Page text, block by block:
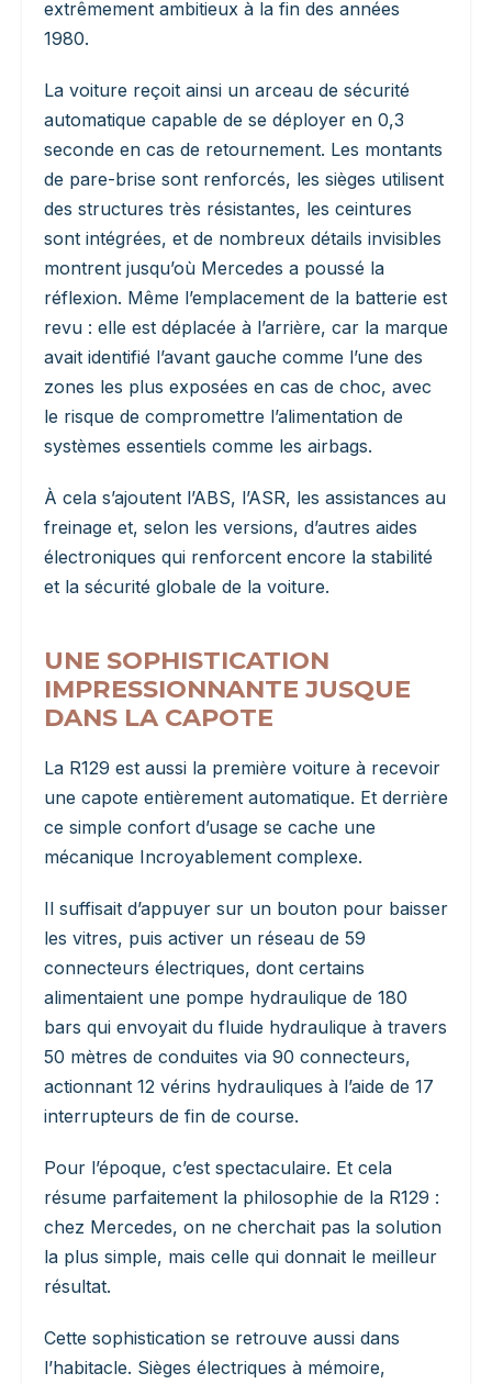
extrêmement ambitieux à la fin des années
1980.
La voiture reçoit ainsi un arceau de sécurité
automatique capable de se déployer en 0,3
seconde en cas de retournement. Les montants
de pare-brise sont renforcés, les sièges utilisent
des structures très résistantes, les ceintures
sont intégrées, et de nombreux détails invisibles
montrent jusqu’où Mercedes a poussé la
réflexion. Même l’emplacement de la batterie est
revu : elle est déplacée à l’arrière, car la marque
avait identifié l’avant gauche comme l’une des
zones les plus exposées en cas de choc, avec
le risque de compromettre l’alimentation de
systèmes essentiels comme les airbags.
À cela s’ajoutent l’ABS, l’ASR, les assistances au
freinage et, selon les versions, d’autres aides
électroniques qui renforcent encore la stabilité
et la sécurité globale de la voiture.
UNE SOPHISTICATION
IMPRESSIONNANTE JUSQUE
DANS LA CAPOTE
La R129 est aussi la première voiture à recevoir
une capote entièrement automatique. Et derrière
ce simple confort d’usage se cache une
mécanique Incroyablement complexe.
Il suffisait d’appuyer sur un bouton pour baisser
les vitres, puis activer un réseau de 59
connecteurs électriques, dont certains
alimentaient une pompe hydraulique de 180
bars qui envoyait du fluide hydraulique à travers
50 mètres de conduites via 90 connecteurs,
actionnant 12 vérins hydrauliques à l’aide de 17
interrupteurs de fin de course.
Pour l’époque, c’est spectaculaire. Et cela
résume parfaitement la philosophie de la R129 :
chez Mercedes, on ne cherchait pas la solution
la plus simple, mais celle qui donnait le meilleur
résultat.
Cette sophistication se retrouve aussi dans
l’habitacle. Sièges électriques à mémoire,